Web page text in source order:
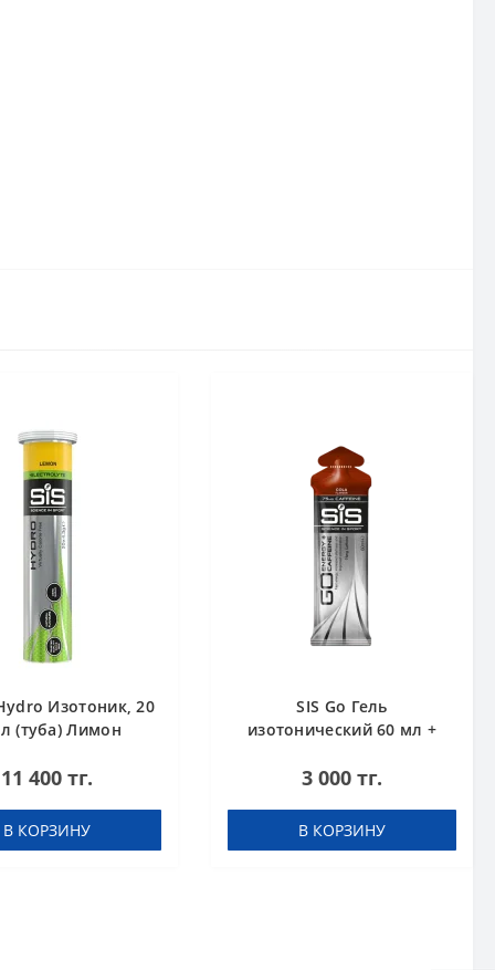
Изотоник, 20
(туба) Лимон
11 400 тг.
В КОРЗИНУ
SIS Go Гель
изотонический 60 мл +
3 000 тг.
В КОРЗИНУ